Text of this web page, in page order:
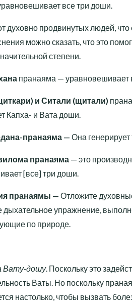
все три доши.
духовно продвинутых людей, что
можно сказать, что это
степени.
пранаяма — уравновешивает
и Ситали (щитали)
Капха- и Вата доши.
пранаяма — Она
пранаяма — это
[все] три доши.
пранаямы — Отложите
дыхательное упражнение,
по природе.
Вату-дошу. Поскольку это
Ваты. Но поскольку
настолько, чтобы вызвать